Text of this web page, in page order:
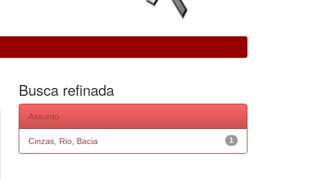
Busca refinada
Assunto
1
Cinzas, Rio, Bacia